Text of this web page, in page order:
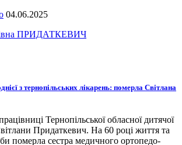
04.06.2025
з тернопільських лікарень: померла Світлана
Тернопільської обласної дитячої
Придаткевич. На 60 році життя та
померла сестра медичного ортопедо-